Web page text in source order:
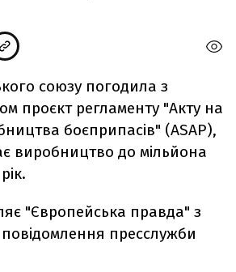
союзу погодила з
проєкт регламенту "Акту на
боєприпасів" (ASAP),
виробництво до мільйона
"Європейська правда" з
пресслужби